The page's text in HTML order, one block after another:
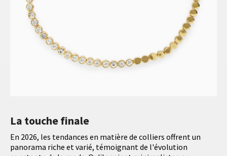
La touche finale
En 2026, les tendances en matière de colliers offrent un
panorama riche et varié, témoignant de l'évolution